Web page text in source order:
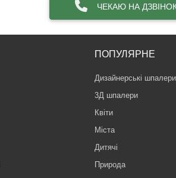
ЧЕКАЮ НА
ПОПУЛЯРНЕ
Дизайнерські шпалери
3Д шпалери
Квіти
Міста
Дитячі
Природа